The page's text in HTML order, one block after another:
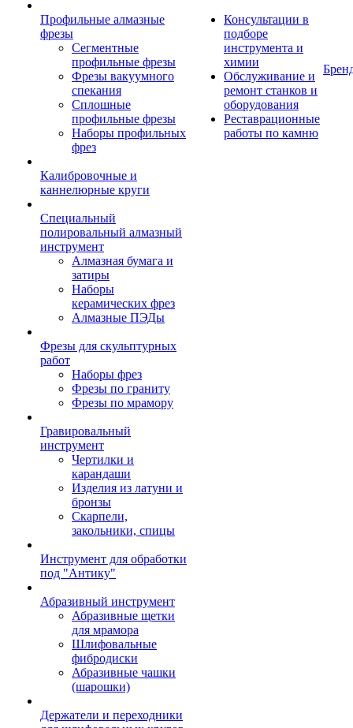
Профильные алмазные
фрезы
Сегментные
профильные фрезы
Фрезы вакуумного
спекания
Сплошные
профильные фрезы
Наборы профильных
фрез
Калибровочные и
каннелюрные круги
Специальный
полировальный алмазный
инструмент
Алмазная бумага и
затиры
Наборы
керамических фрез
Алмазные ПЭДы
Фрезы для скульптурных
работ
Наборы фрез
Фрезы по граниту
Фрезы по мрамору
Гравировальный
инструмент
Чертилки и
карандаши
Изделия из латуни и
бронзы
Скарпели,
закольники, спицы
Инструмент для обработки
под "Антику"
Абразивный инструмент
Абразивные щетки
для мрамора
Шлифовальные
фибродиски
Абразивные чашки
(шарошки)
Держатели и переходники
Консультации в
подборе
инструмента и
химии
Обслуживание и
ремонт станков и
оборудования
Реставрационные
работы по камню